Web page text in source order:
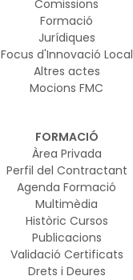
Comissions
Formació
Jurídiques
Focus d'Innovació Local
Altres actes
Mocions FMC
FORMACIÓ
Àrea Privada
Perfil del Contractant
Agenda Formació
Multimèdia
Històric Cursos
Publicacions
Validació Certificats
Drets i Deures